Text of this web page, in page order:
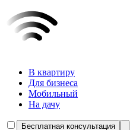
В квартиру
Для бизнеса
Мобильный
На дачу
Бесплатная консультация